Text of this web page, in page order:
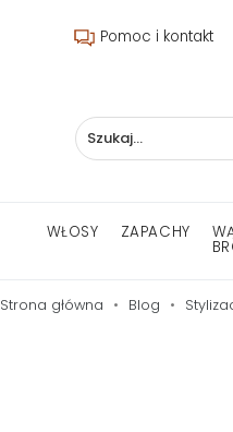
Pomoc i kontakt
WŁOSY ZAPACHY
Strona główna Blog